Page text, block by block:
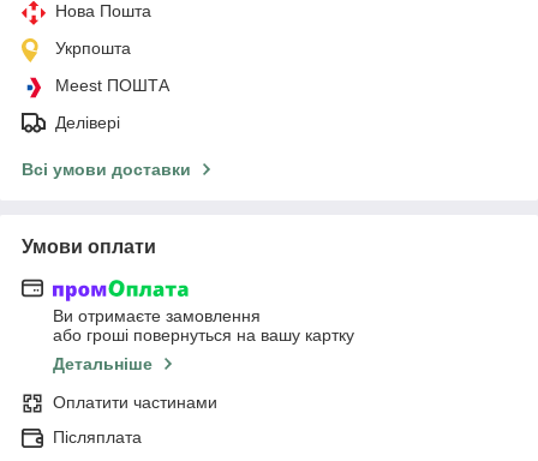
Нова Пошта
Укрпошта
Meest ПОШТА
Делівері
Всі умови доставки
Умови оплати
Ви отримаєте замовлення
або гроші повернуться на вашу картку
Детальніше
Оплатити частинами
Післяплата